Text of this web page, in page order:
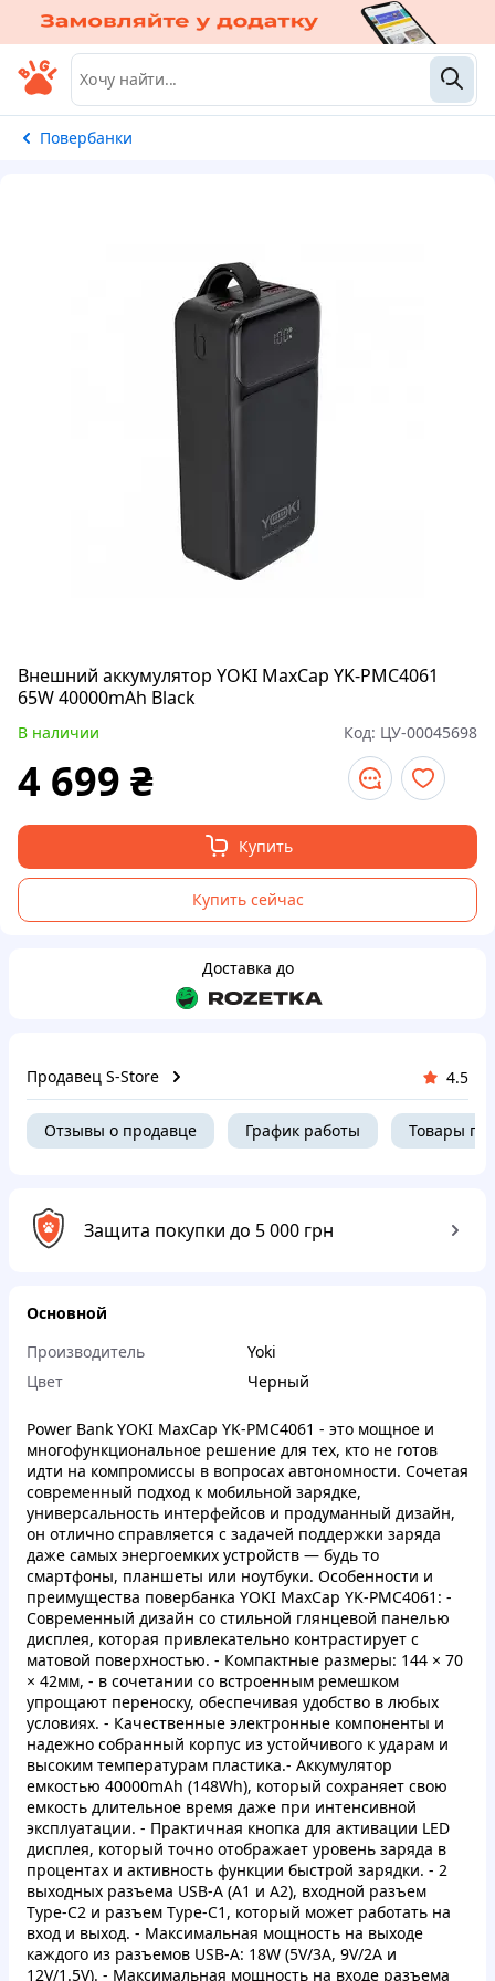
Повербанки
Внешний аккумулятор YOKI MaxCap YK-PMC4061
65W 40000mAh Black
В наличии Код: ЦУ-00045698
4 699 ₴
Купить
Купить сейчас
Доставка до
Продавец S-Store 4.5
Отзывы о продавце График работы Товары
Защита покупки до 5 000 грн
Основной
Производитель
Yoki
Цвет
Черный
Power Bank YOKI MaxCap YK-PMC4061 - это мощное и
многофункциональное решение для тех, кто не готов
идти на компромиссы в вопросах автономности. Сочетая
современный подход к мобильной зарядке,
универсальность интерфейсов и продуманный дизайн,
он отлично справляется с задачей поддержки заряда
даже самых энергоемких устройств — будь то
смартфоны, планшеты или ноутбуки. Особенности и
преимущества повербанка YOKI MaxCap YK-PMC4061: -
Современный дизайн со стильной глянцевой панелью
дисплея, которая привлекательно контрастирует с
матовой поверхностью. - Компактные размеры: 144 × 70
× 42мм, - в сочетании со встроенным ремешком
упрощают переноску, обеспечивая удобство в любых
условиях. - Качественные электронные компоненты и
надежно собранный корпус из устойчивого к ударам и
высоким температурам пластика.- Аккумулятор
емкостью 40000mAh (148Wh), который сохраняет свою
емкость длительное время даже при интенсивной
эксплуатации. - Практичная кнопка для активации LED
дисплея, который точно отображает уровень заряда в
процентах и активность функции быстрой зарядки. - 2
выходных разъема USB-A (A1 и A2), входной разъем
Type-C2 и разъем Type-C1, который может работать на
вход и выход. - Максимальная мощность на выходе
каждого из разъемов USB-A: 18W (5V/3A, 9V/2A и
12V/1.5V). - Максимальная мощность на входе разъема